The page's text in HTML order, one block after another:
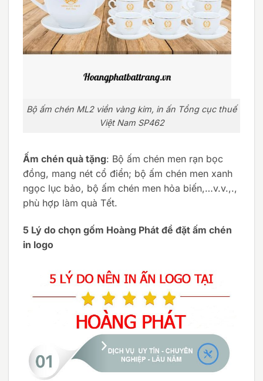
Bộ ấm chén ML2 viền vàng kim, in ấn Tổng cục thuế
Việt Nam SP462
Ấm chén quà tặng: Bộ ấm chén men rạn bọc
đồng, mang nét cổ điển; bộ ấm chén men xanh
ngọc lục bảo, bộ ấm chén men hỏa biến,…v.v.,.,
phù hợp làm quà Tết.
5 Lý do chọn gốm Hoàng Phát để đặt ấm chén
in logo